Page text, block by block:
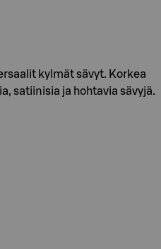
kylmät sävyt. Korkea
satiinisia ja hohtavia sävyjä.